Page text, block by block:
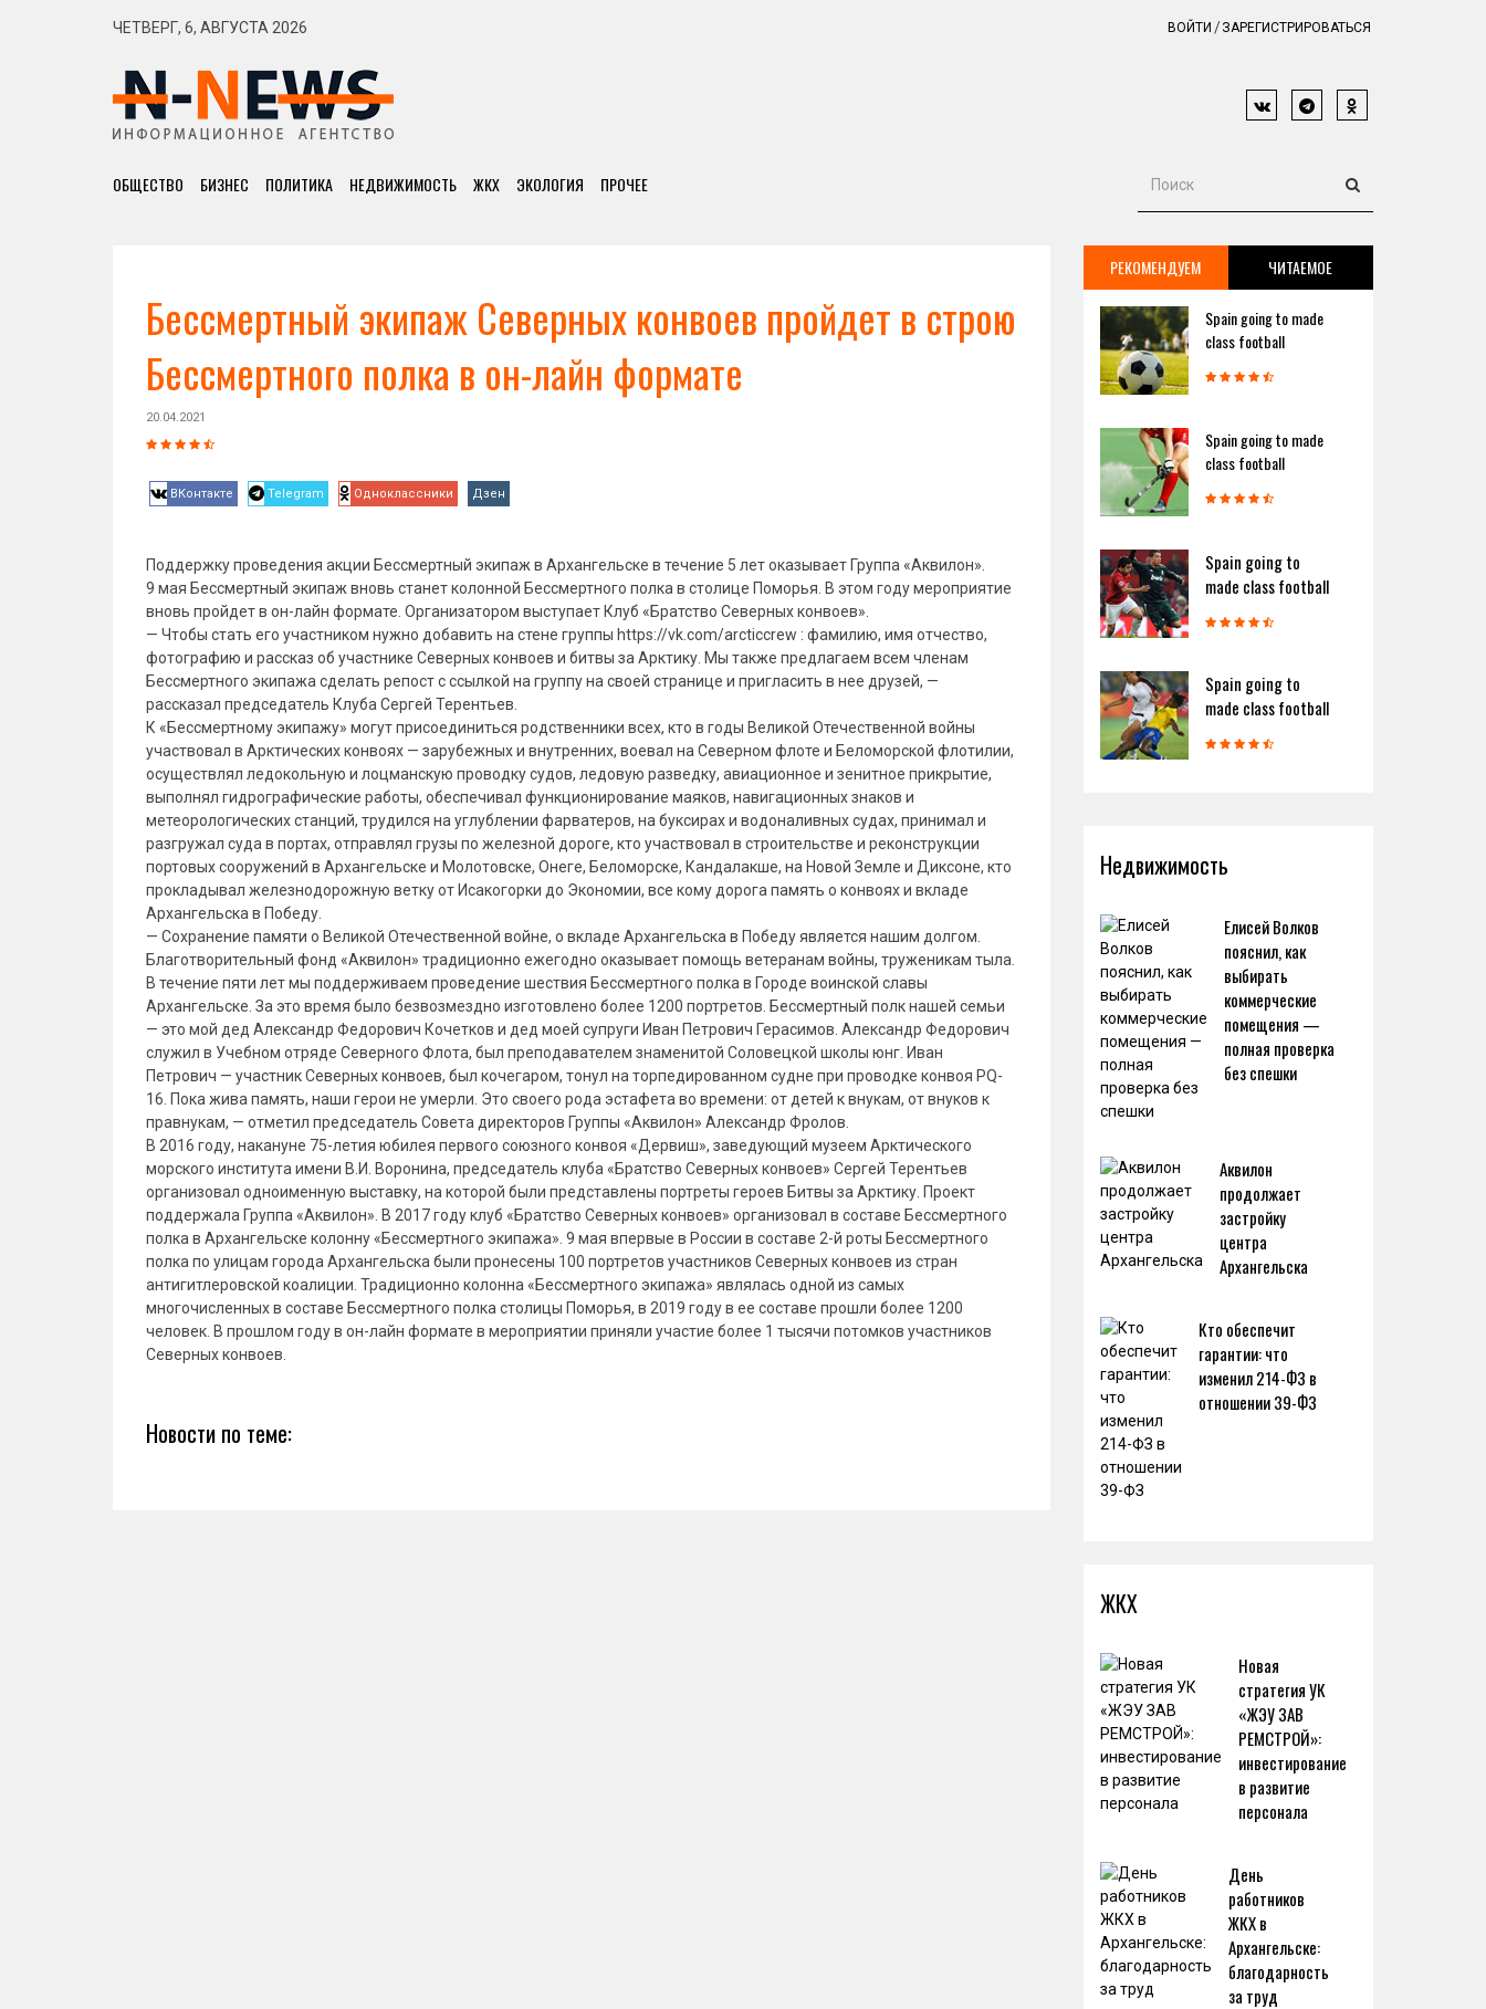
ЧЕТВЕРГ, 6, АВГУСТА 2026 ВОЙТИ ЗАРЕГИСТРИРОВАТЬСЯ
ОБЩЕСТВО БИЗНЕС ПОЛИТИКА НЕДВИЖИМОСТЬ ЖКХ ЭКОЛОГИЯ ПРОЧЕЕ
Бессмертный экипаж Северных конвоев пройдет в строю
Бессмертного полка в он-лайн формате
20.04.2021
ВКонтакте Telegram Одноклассники Дзен
Поддержку проведения акции Бессмертный экипаж в Архангельске в течение 5 лет оказывает Группа «Аквилон».
9 мая Бессмертный экипаж вновь станет колонной Бессмертного полка в столице Поморья. В этом году мероприятие
вновь пройдет в он-лайн формате. Организатором выступает Клуб «Братство Северных конвоев».
— Чтобы стать его участником нужно добавить на стене группы https://vk.com/arcticcrew : фамилию, имя отчество,
фотографию и рассказ об участнике Северных конвоев и битвы за Арктику. Мы также предлагаем всем членам
Бессмертного экипажа сделать репост с ссылкой на группу на своей странице и пригласить в нее друзей, —
рассказал председатель Клуба Сергей Терентьев.
К «Бессмертному экипажу» могут присоединиться родственники всех, кто в годы Великой Отечественной войны
участвовал в Арктических конвоях — зарубежных и внутренних, воевал на Северном флоте и Беломорской флотилии,
осуществлял ледокольную и лоцманскую проводку судов, ледовую разведку, авиационное и зенитное прикрытие,
выполнял гидрографические работы, обеспечивал функционирование маяков, навигационных знаков и
метеорологических станций, трудился на углублении фарватеров, на буксирах и водоналивных судах, принимал и
разгружал суда в портах, отправлял грузы по железной дороге, кто участвовал в строительстве и реконструкции
портовых сооружений в Архангельске и Молотовске, Онеге, Беломорске, Кандалакше, на Новой Земле и Диксоне, кто
прокладывал железнодорожную ветку от Исакогорки до Экономии, все кому дорога память о конвоях и вкладе
Архангельска в Победу.
— Сохранение памяти о Великой Отечественной войне, о вкладе Архангельска в Победу является нашим долгом.
Благотворительный фонд «Аквилон» традиционно ежегодно оказывает помощь ветеранам войны, труженикам тыла.
В течение пяти лет мы поддерживаем проведение шествия Бессмертного полка в Городе воинской славы
Архангельске. За это время было безвозмездно изготовлено более 1200 портретов. Бессмертный полк нашей семьи
— это мой дед Александр Федорович Кочетков и дед моей супруги Иван Петрович Герасимов. Александр Федорович
служил в Учебном отряде Северного Флота, был преподавателем знаменитой Соловецкой школы юнг. Иван
Петрович — участник Северных конвоев, был кочегаром, тонул на торпедированном судне при проводке конвоя PQ-
16. Пока жива память, наши герои не умерли. Это своего рода эстафета во времени: от детей к внукам, от внуков к
правнукам, — отметил председатель Совета директоров Группы «Аквилон» Александр Фролов.
В 2016 году, накануне 75-летия юбилея первого союзного конвоя «Дервиш», заведующий музеем Арктического
морского института имени В.И. Воронина, председатель клуба «Братство Северных конвоев» Сергей Терентьев
организовал одноименную выставку, на которой были представлены портреты героев Битвы за Арктику. Проект
поддержала Группа «Аквилон». В 2017 году клуб «Братство Северных конвоев» организовал в составе Бессмертного
полка в Архангельске колонну «Бессмертного экипажа». 9 мая впервые в России в составе 2-й роты Бессмертного
полка по улицам города Архангельска были пронесены 100 портретов участников Северных конвоев из стран
антигитлеровской коалиции. Традиционно колонна «Бессмертного экипажа» являлась одной из самых
многочисленных в составе Бессмертного полка столицы Поморья, в 2019 году в ее составе прошли более 1200
человек. В прошлом году в он-лайн формате в мероприятии приняли участие более 1 тысячи потомков участников
Северных конвоев.
Новости по теме:
РЕКОМЕНДУЕМ ЧИТАЕМОЕ
Spain going to made
class football
Spain going to made
class football
Spain going to
made class football
Spain going to
made class football
Недвижимость
Елисей Волков
пояснил, как
выбирать
коммерческие
помещения —
полная проверка
без спешки
Аквилон
продолжает
застройку
центра
Архангельска
Кто обеспечит
гарантии: что
изменил 214-ФЗ в
отношении 39-ФЗ
ЖКХ
Новая
стратегия УК
«ЖЭУ ЗАВ
РЕМСТРОЙ»:
инвестирование
в развитие
персонала
День
работников
ЖКХ в
Архангельске:
благодарность
за труд